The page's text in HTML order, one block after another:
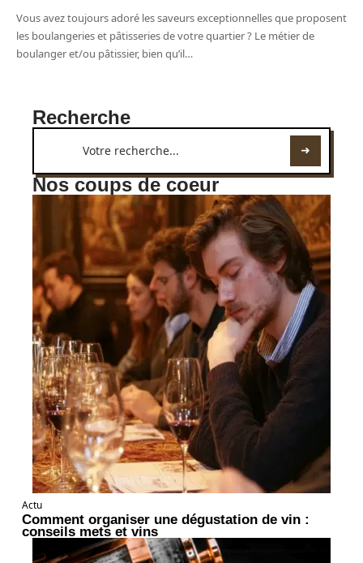
Vous avez toujours adoré les saveurs exceptionnelles que proposent
les boulangeries et pâtisseries de votre quartier ? Le métier de
boulanger et/ou pâtissier, bien qu’il…
Recherche
Nos coups de coeur
Actu
Comment organiser une dégustation de vin :
conseils mets et vins